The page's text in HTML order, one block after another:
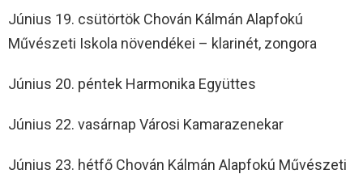
Június 19. csütörtök Chován Kálmán Alapfokú
Művészeti Iskola növendékei – klarinét, zongora
Június 20. péntek Harmonika Együttes
Június 22. vasárnap Városi Kamarazenekar
Június 23. hétfő Chován Kálmán Alapfokú Művészeti